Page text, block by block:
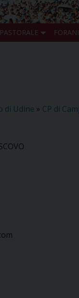
PASTORALE
di Udine » CP di